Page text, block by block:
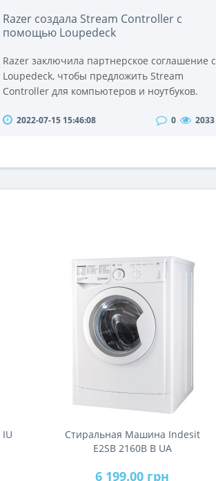
Razer создала Stream Controller с
помощью Loupedeck
Razer заключила партнерское соглашение с
Loupedeck, чтобы предложить Stream
Controller для компьютеров и ноутбуков.
Stream Controller может помочь вам
собственный Loupedeck Live от Loupedeck,
2022-07-15 15:46:08 0 2033
Стиральная Машина Indesit
E2SB 2160B B UA
6 199.00 грн